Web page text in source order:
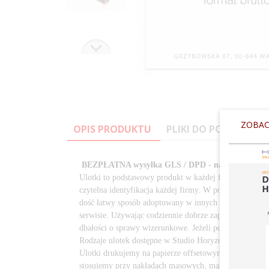
OPIS PRODUKTU PLIKI DO POBRANIA
BEZPŁATNA wysyłka GLS / DPD - następny dzień
Ulotki to podstawowy produkt w każdej firmie,
czytelna identyfikacja każdej firmy. W połączeniu z
dość łatwy sposób adoptowany w innych
serwisie. Używając codziennie dobrze
dbałości o sprawy wizerunkowe. Jeżeli potrzebujecie
Rodzaje ulotek dostępne w Studio Horyzont Drukarnia
Ulotki drukujemy na papierze offsetowym lub
stosujemy przy nakładach masowych, mailingach,
1582974403-1szablon-a3-19294